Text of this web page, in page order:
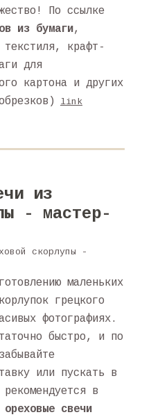
По ссылке
из бумаги,
крафт-
для
картона и других
link
из
- мастер-
маленьких
грецкого
фотографиях.
быстро, и по
или пускать в
в
ореховые свечи